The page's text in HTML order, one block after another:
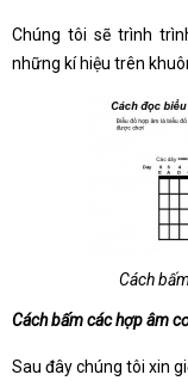
Chúng tôi sẽ trình
những kí hiệu trên
Cách
Cách bấm các hợp âm
Sau đây chúng tôi xin